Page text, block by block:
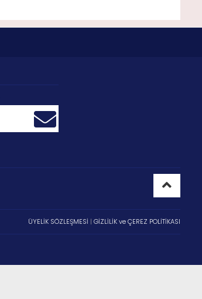
ÜYELİK SÖZLEŞMESİ | GİZLİLİK ve ÇEREZ POLİTİKASI